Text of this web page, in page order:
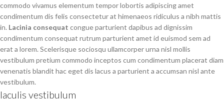
commodo vivamus elementum tempor lobortis adipiscing amet
condimentum dis felis consectetur at himenaeos ridiculus a nibh mattis
in. Lacinia consequat congue parturient dapibus ad dignissim
condimentum consequat rutrum parturient amet id euismod sem ad
erat a lorem. Scelerisque sociosqu ullamcorper urna nisl mollis
vestibulum pretium commodo inceptos cum condimentum placerat diam
venenatis blandit hac eget dis lacus a parturient a accumsan nisl ante
vestibulum.
Iaculis vestibulum